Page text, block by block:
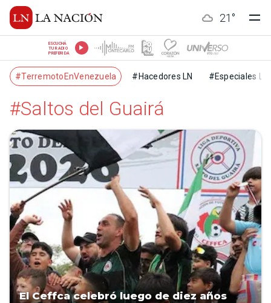
21 °
ESCUCHÁ
TU RADIO
PREFERIDA
#TerremotoEnVenezuela #Hacedores LN #Especiales LN
#Saltos del Guairá
El Ceffca celebró luego de diez años